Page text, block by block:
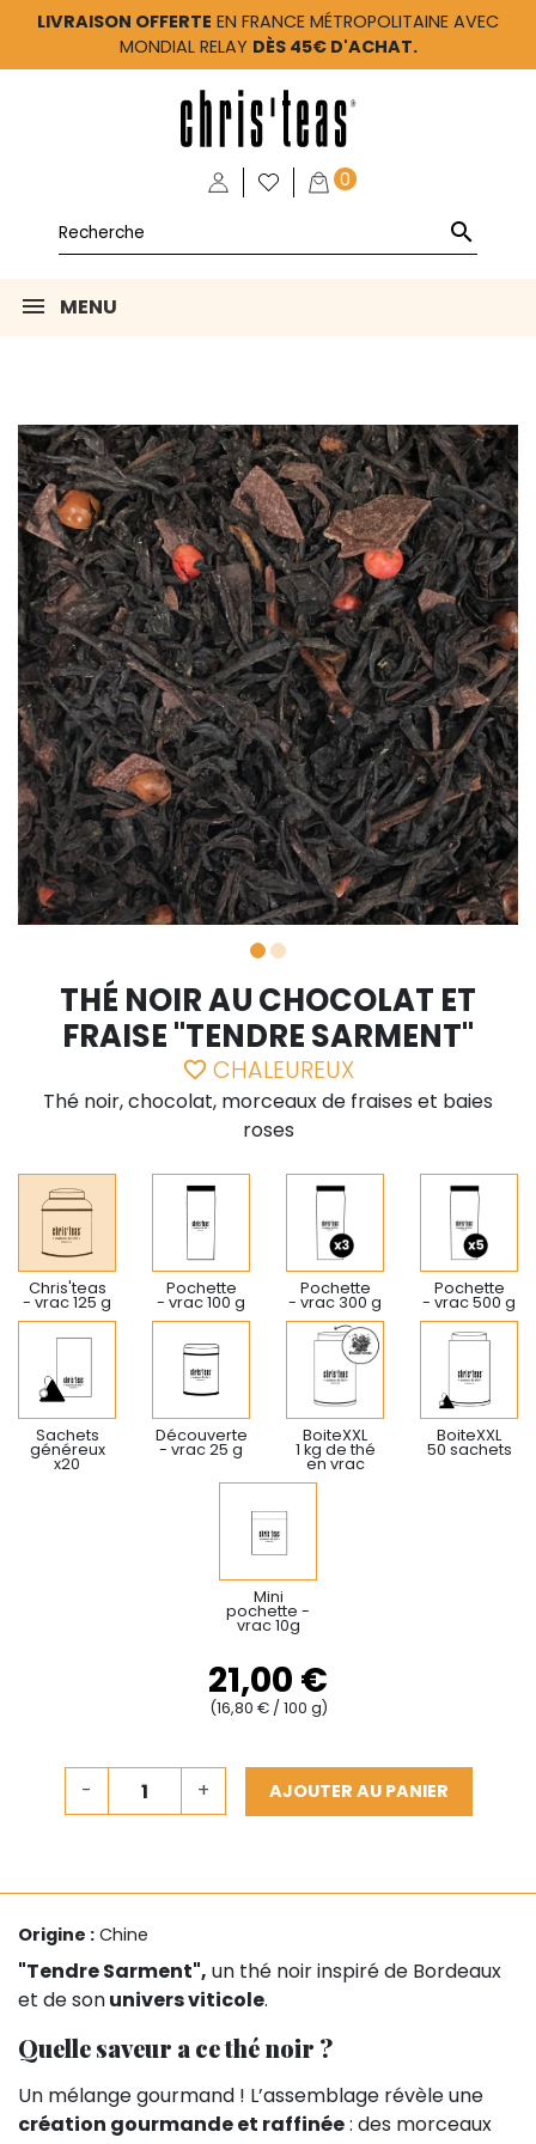
LIVRAISON OFFERTE EN FRANCE MÉTROPOLITAINE AVEC
MONDIAL RELAY DÈS 45€ D'ACHAT.
0

MENU
THÉ NOIR AU CHOCOLAT ET
FRAISE "TENDRE SARMENT"
favorite_border CHALEUREUX
Thé noir, chocolat, morceaux de fraises et baies
roses
Chris'teas
- vrac 125 g
Pochette
- vrac 100 g
Pochette
- vrac 300 g
Pochette
- vrac 500 g
Sachets
généreux
x20
Découverte
- vrac 25 g
BoiteXXL
1 kg de thé
en vrac
BoiteXXL
50 sachets
Mini
pochette -
vrac 10g
21,00 €
(16,80 € / 100 g)
- + AJOUTER AU PANIER
Origine : Chine
"Tendre Sarment", un thé noir inspiré de Bordeaux
et de sonunivers viticole.
Quelle saveur a ce thé noir ?
Un mélange gourmand ! L’assemblage révèle une
création gourmande et raffinée: des morceaux